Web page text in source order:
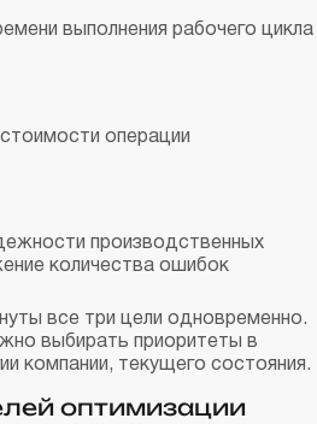
выполнения рабочего цикла
операции
производственных
количества ошибок
все три цели одновременно.
выбирать приоритеты в
компании, текущего состояния.
оптимизации